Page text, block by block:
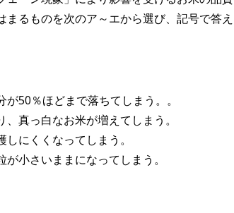
るものを次のア～エから選び、記号で答え
50％ほどまで落ちてしまう。。
真っ白なお米が増えてしまう。
にくくなってしまう。
小さいままになってしまう。